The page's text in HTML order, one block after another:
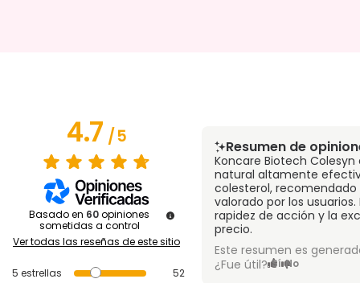
4.7/5
Basado en 60opiniones
sometidas a control
Ver todas las reseñas de este sitio
5 estrellas
52
Resumen de
Koncare Biotech
natural altamente
colesterol,
valorado por los
rapidez de acción y la
precio.
Este resumen es
¿Fue útil? Sí No